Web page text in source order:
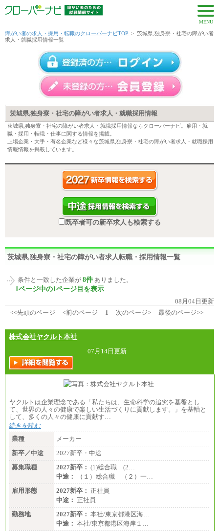
MENU
障がい者の求人・採用・転職のクローバーナビTOP > 茨城県,独身寮・社宅の障がい者
求人・就職採用情報一覧
茨城県,独身寮・社宅の障がい者求人・就職採用情報
茨城県,独身寮・社宅の障がい者求人・就職採用情報ならクローバーナビ。雇用・就
職・採用・転職・仕事に関する情報を掲載。
上場企業・大手・有名企業など様々な茨城県,独身寮・社宅の障がい者求人・就職採用
情報情報を掲載しています。
既卒者可の新卒求人も検索する
茨城県,独身寮・社宅の障がい者求人転職・採用情報一覧
条件と一致した企業が 8件 ありました。
1ページ中の1ページ目を表示
08月04日更新
<<先頭のページ
<前のページ 1 次のページ> 最後のページ>>
株式会社ヤクルト本社
07月14日更新
ヤクルトは企業理念である「私たちは、生命科学の追究を基盤とし
て、世界の人々の健康で楽しい生活づくりに貢献します。」を基軸と
して、多くの人々の健康に貢献す…
続きを読む
業種
メーカー
新卒／中途
2027新卒・中途
募集職種
2027新卒： (1)総合職 (2…
中途：
（１）総合職 （２）一…
雇用形態
2027新卒： 正社員
中途： 正社員
勤務地
2027新卒： 本社/東京都港区海…
中途： 本社/東京都港区海岸１…